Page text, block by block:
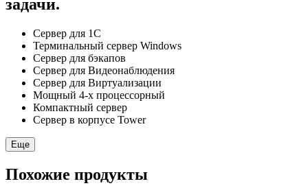
задачи.
Сервер для 1С
Терминальный сервер Windows
Сервер для бэкапов
Сервер для Видеонаблюдения
Сервер для Виртуализации
Мощный 4-х процессорный
Компактный сервер
Сервер в корпусе Tower
Еще
Похожие продукты